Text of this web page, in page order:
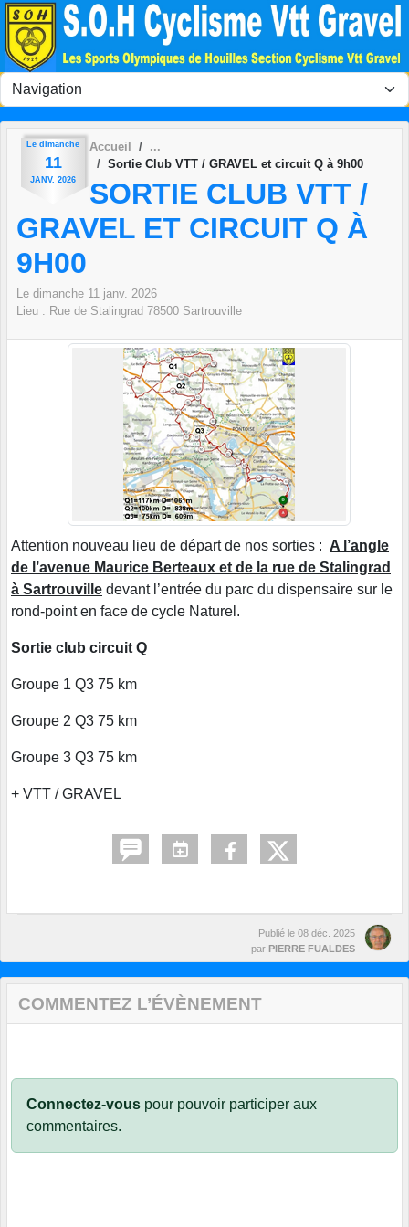
Le dimanche
11
JANV. 2026
Accueil
Sortie Club VTT / GRAVEL et circuit Q à 9h00
SORTIE CLUB VTT /
GRAVEL ET CIRCUIT Q À
9H00
Le dimanche 11 janv. 2026
Lieu : Rue de Stalingrad 78500 Sartrouville
Attention nouveau lieu de départ de nos sorties : A l’angle
de l’avenue Maurice Berteaux et de la rue de Stalingrad
à Sartrouville devant l’entrée du parc du dispensaire sur le
rond-point en face de cycle Naturel.
Sortie club circuit Q
Groupe 1 Q3 75 km
Groupe 2 Q3 75 km
Groupe 3 Q3 75 km
+ VTT / GRAVEL
Publié le 08 déc. 2025
par PIERRE FUALDES
COMMENTEZ L’ÉVÈNEMENT
Connectez-vous pour pouvoir participer aux
commentaires.
Panneau de gestion des cookies